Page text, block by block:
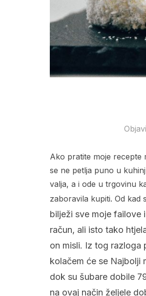
Ako pratite moje recepte
se ne petlja puno u
valja, a i ode u trgovinu
zaboravila kupiti. Od kad
bilježi sve moje failove
račun, ali isto tako
on misli. Iz tog razloga
kolačem će se Najbolji
dok su šubare dobile
na ovaj način željele